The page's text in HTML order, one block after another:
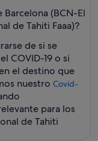
(BCN-El
de Tahiti Faaa)?
de si se
COVID-19 o si
el destino que
nuestro Covid-
para los
de Tahiti